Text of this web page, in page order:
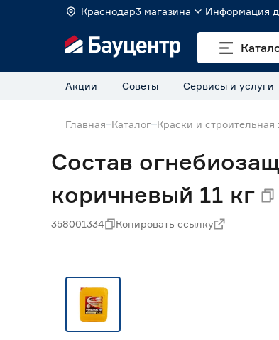
Краснодар3 магазина Информация
Акции Советы Сервисы и услуги
Главная Каталог Краски и строительная
Состав
коричневый 11 кг
358001334 Копировать ссылку